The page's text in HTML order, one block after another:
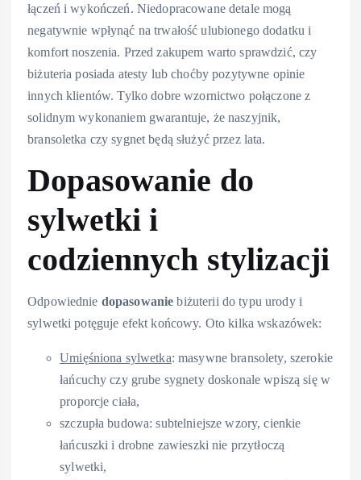
łączeń i wykończeń. Niedopracowane detale mogą
negatywnie wpłynąć na trwałość ulubionego dodatku i
komfort noszenia. Przed zakupem warto sprawdzić, czy
biżuteria posiada atesty lub choćby pozytywne opinie
innych klientów. Tylko dobre wzornictwo połączone z
solidnym wykonaniem gwarantuje, że naszyjnik,
bransoletka czy sygnet będą służyć przez lata.
Dopasowanie do
sylwetki i
codziennych stylizacji
Odpowiednie dopasowanie biżuterii do typu urody i
sylwetki potęguje efekt końcowy. Oto kilka wskazówek:
Umięśniona sylwetka: masywne bransolety, szerokie
łańcuchy czy grube sygnety doskonale wpiszą się w
proporcje ciała,
szczupła budowa: subtelniejsze wzory, cienkie
łańcuszki i drobne zawieszki nie przytłoczą
sylwetki,